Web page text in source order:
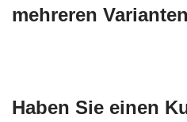
mehreren
Haben Sie einen